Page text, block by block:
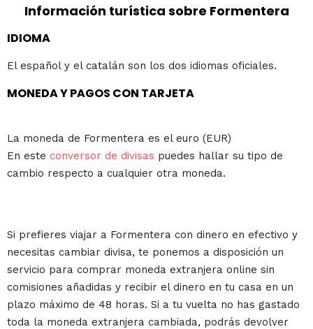
Información turística sobre Formentera
IDIOMA
El español y el catalán son los dos idiomas oficiales.
MONEDA Y PAGOS CON TARJETA
La moneda de Formentera es el euro (EUR)
En este conversor de divisas puedes hallar su tipo de
cambio respecto a cualquier otra moneda.
Si prefieres viajar a Formentera con dinero en efectivo y
necesitas cambiar divisa, te ponemos a disposición un
servicio para comprar moneda extranjera online sin
comisiones añadidas y recibir el dinero en tu casa en un
plazo máximo de 48 horas. Si a tu vuelta no has gastado
toda la moneda extranjera cambiada, podrás devolver